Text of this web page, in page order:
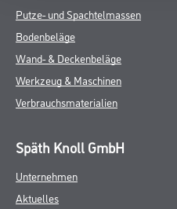
Putze- und Spachtelmassen
Bodenbeläge
Wand- & Deckenbeläge
Werkzeug & Maschinen
Verbrauchsmaterialien
Späth Knoll GmbH
Unternehmen
Aktuelles